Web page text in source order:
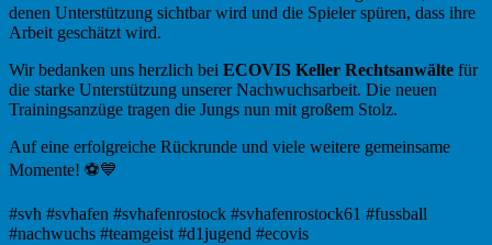
denen Unterstützung sichtbar wird und die Spieler spüren, dass ihre
Arbeit geschätzt wird.
Wir bedanken uns herzlich bei ECOVIS Keller Rechtsanwälte für
die starke Unterstützung unserer Nachwuchsarbeit. Die neuen
Trainingsanzüge tragen die Jungs nun mit großem Stolz.
Auf eine erfolgreiche Rückrunde und viele weitere gemeinsame
Momente! ⚽💙
#svh #svhafen #svhafenrostock #svhafenrostock61 #fussball
#nachwuchs #teamgeist #d1jugend #ecovis